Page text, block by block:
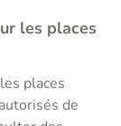
les places
places
de